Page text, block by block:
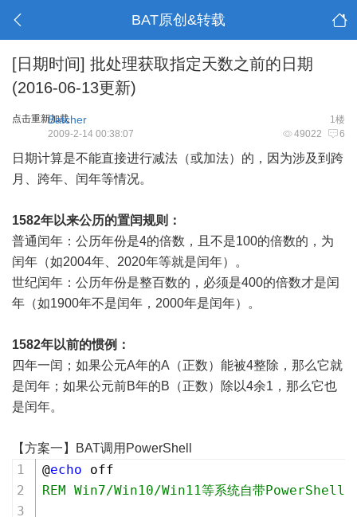
BAT原创&转载
[日期时间] 批处理获取指定天数之前的日期
(2016-06-13更新)
点击重新加载 1楼
Batcher
49022 6
2009-2-14 00:38:07
日期计算是不能直接进行减法（或加法）的，因为涉及到跨
月、跨年、闰年等情况。
1582年以来公历的置闰规则：
普通闰年：公历年份是4的倍数，且不是100的倍数的，为
闰年（如2004年、2020年等就是闰年）。
世纪闰年：公历年份是整百数的，必须是400的倍数才是闰
年（如1900年不是闰年，2000年是闰年）。
1582年以前的惯例：
四年一闰；如果公元A年的A（正数）能被4整除，那么它就
是闰年；如果公元前B年的B（正数）除以4余1，那么它也
是闰年。
【方案一】BAT调用PowerShell
@echo off
REM Win7/Win10/Win11等系统自带PowerShell